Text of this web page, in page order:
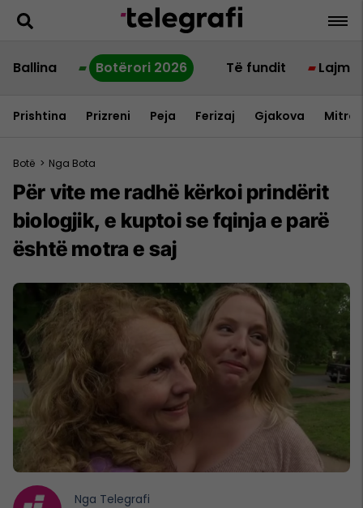
Ballina Botërori 2026 Të fundit Lajme
Prishtina Prizreni Peja Ferizaj Gjakova
Botë > Nga Bota
Për vite me radhë kërkoi prindërit
biologjik, e kuptoi se fqinja e parë
është motra e saj
Nga Telegrafi